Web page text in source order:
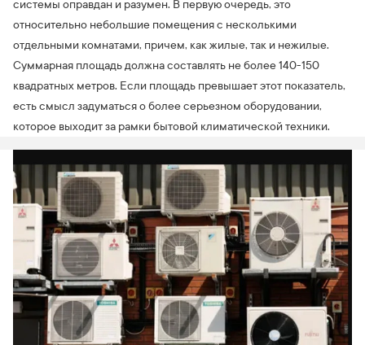
системы оправдан и разумен. В первую очередь, это
относительно небольшие помещения с несколькими
отдельными комнатами, причем, как жилые, так и нежилые.
Суммарная площадь должна составлять не более 140-150
квадратных метров. Если площадь превышает этот показатель,
есть смысл задуматься о более серьезном оборудовании,
которое выходит за рамки бытовой климатической техники.